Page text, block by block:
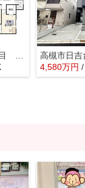
4,580万円